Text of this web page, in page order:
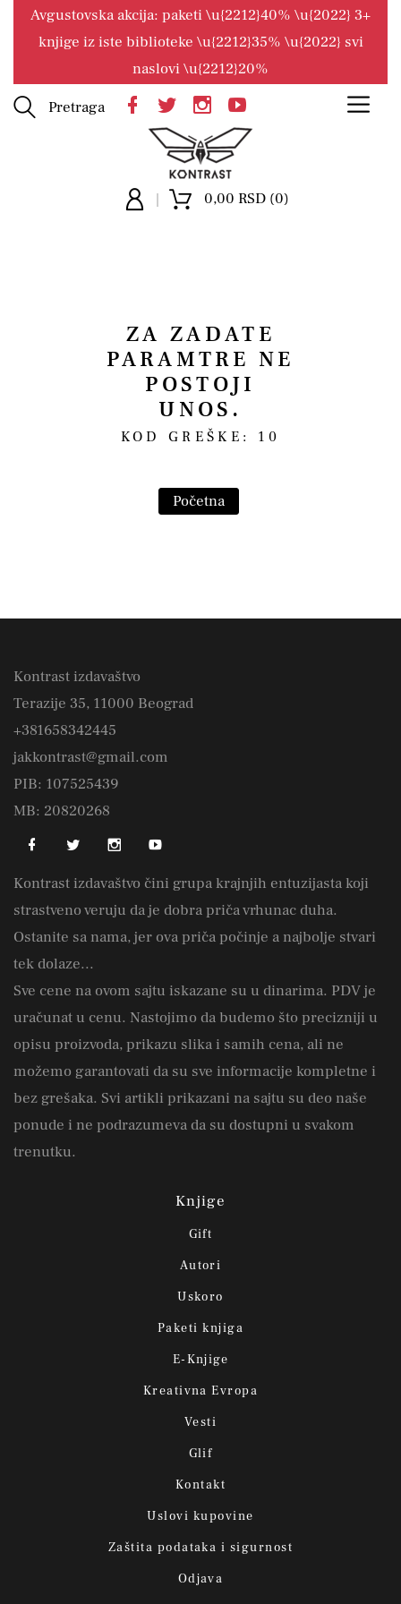
Avgustovska akcija: paketi \u{2212}40% \u{2022} 3+
knjige iz iste biblioteke \u{2212}35% \u{2022} svi
naslovi \u{2212}20%
Pretraga
0,00 RSD (0)
ZA ZADATE
PARAMTRE NE
POSTOJI
UNOS.
KOD GREŠKE: 10
Početna
Kontrast izdavaštvo
Terazije 35, 11000 Beograd
+381658342445
jakkontrast@gmail.com
PIB: 107525439
MB: 20820268
Kontrast izdavaštvo čini grupa krajnjih entuzijasta koji
strastveno veruju da je dobra priča vrhunac duha.
Ostanite sa nama, jer ova priča počinje a najbolje stvari
tek dolaze...
Sve cene na ovom sajtu iskazane su u dinarima. PDV je
uračunat u cenu. Nastojimo da budemo što precizniji u
opisu proizvoda, prikazu slika i samih cena, ali ne
možemo garantovati da su sve informacije kompletne i
bez grešaka. Svi artikli prikazani na sajtu su deo naše
ponude i ne podrazumeva da su dostupni u svakom
trenutku.
Knjige
Gift
Autori
Uskoro
Paketi knjiga
E-Knjige
Kreativna Evropa
Vesti
Glif
Kontakt
Uslovi kupovine
Zaštita podataka i sigurnost
Odjava